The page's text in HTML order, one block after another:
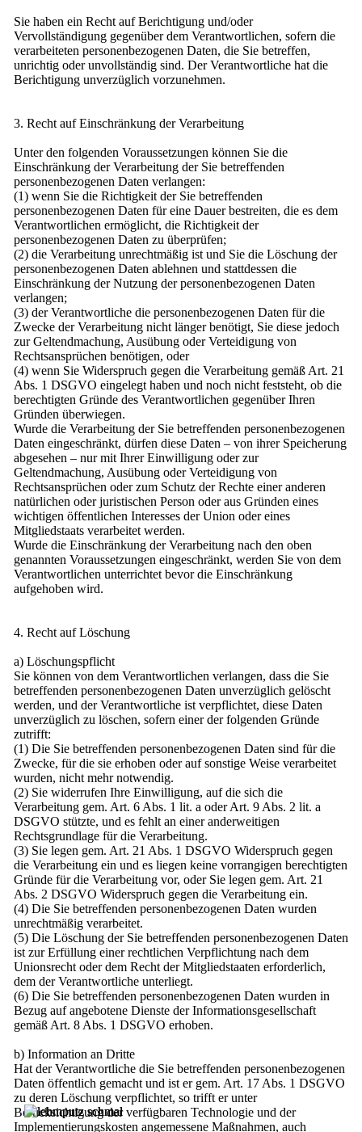
Sie haben ein Recht auf Berichtigung und/oder
Vervollständigung gegenüber dem Verantwortlichen, sofern die
verarbeiteten personenbezogenen Daten, die Sie betreffen,
unrichtig oder unvollständig sind. Der Verantwortliche hat die
Berichtigung unverzüglich vorzunehmen.
3. Recht auf Einschränkung der Verarbeitung
Unter den folgenden Voraussetzungen können Sie die
Einschränkung der Verarbeitung der Sie betreffenden
personenbezogenen Daten verlangen:
(1) wenn Sie die Richtigkeit der Sie betreffenden
personenbezogenen Daten für eine Dauer bestreiten, die es dem
Verantwortlichen ermöglicht, die Richtigkeit der
personenbezogenen Daten zu überprüfen;
(2) die Verarbeitung unrechtmäßig ist und Sie die Löschung der
personenbezogenen Daten ablehnen und stattdessen die
Einschränkung der Nutzung der personenbezogenen Daten
verlangen;
(3) der Verantwortliche die personenbezogenen Daten für die
Zwecke der Verarbeitung nicht länger benötigt, Sie diese jedoch
zur Geltendmachung, Ausübung oder Verteidigung von
Rechtsansprüchen benötigen, oder
(4) wenn Sie Widerspruch gegen die Verarbeitung gemäß Art. 21
Abs. 1 DSGVO eingelegt haben und noch nicht feststeht, ob die
berechtigten Gründe des Verantwortlichen gegenüber Ihren
Gründen überwiegen.
Wurde die Verarbeitung der Sie betreffenden personenbezogenen
Daten eingeschränkt, dürfen diese Daten – von ihrer Speicherung
abgesehen – nur mit Ihrer Einwilligung oder zur
Geltendmachung, Ausübung oder Verteidigung von
Rechtsansprüchen oder zum Schutz der Rechte einer anderen
natürlichen oder juristischen Person oder aus Gründen eines
wichtigen öffentlichen Interesses der Union oder eines
Mitgliedstaats verarbeitet werden.
Wurde die Einschränkung der Verarbeitung nach den oben
genannten Voraussetzungen eingeschränkt, werden Sie von dem
Verantwortlichen unterrichtet bevor die Einschränkung
aufgehoben wird.
4. Recht auf Löschung
a) Löschungspflicht
Sie können von dem Verantwortlichen verlangen, dass die Sie
betreffenden personenbezogenen Daten unverzüglich gelöscht
werden, und der Verantwortliche ist verpflichtet, diese Daten
unverzüglich zu löschen, sofern einer der folgenden Gründe
zutrifft:
(1) Die Sie betreffenden personenbezogenen Daten sind für die
Zwecke, für die sie erhoben oder auf sonstige Weise verarbeitet
wurden, nicht mehr notwendig.
(2) Sie widerrufen Ihre Einwilligung, auf die sich die
Verarbeitung gem. Art. 6 Abs. 1 lit. a oder Art. 9 Abs. 2 lit. a
DSGVO stützte, und es fehlt an einer anderweitigen
Rechtsgrundlage für die Verarbeitung.
(3) Sie legen gem. Art. 21 Abs. 1 DSGVO Widerspruch gegen
die Verarbeitung ein und es liegen keine vorrangigen berechtigten
Gründe für die Verarbeitung vor, oder Sie legen gem. Art. 21
Abs. 2 DSGVO Widerspruch gegen die Verarbeitung ein.
(4) Die Sie betreffenden personenbezogenen Daten wurden
unrechtmäßig verarbeitet.
(5) Die Löschung der Sie betreffenden personenbezogenen Daten
ist zur Erfüllung einer rechtlichen Verpflichtung nach dem
Unionsrecht oder dem Recht der Mitgliedstaaten erforderlich,
dem der Verantwortliche unterliegt.
(6) Die Sie betreffenden personenbezogenen Daten wurden in
Bezug auf angebotene Dienste der Informationsgesellschaft
gemäß Art. 8 Abs. 1 DSGVO erhoben.
b) Information an Dritte
Hat der Verantwortliche die Sie betreffenden personenbezogenen
Daten öffentlich gemacht und ist er gem. Art. 17 Abs. 1 DSGVO
zu deren Löschung verpflichtet, so trifft er unter
Berücksichtigung der verfügbaren Technologie und der
Implementierungskosten angemessene Maßnahmen, auch